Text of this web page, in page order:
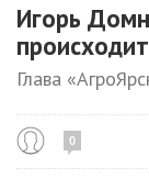
Игорь
Глава
0